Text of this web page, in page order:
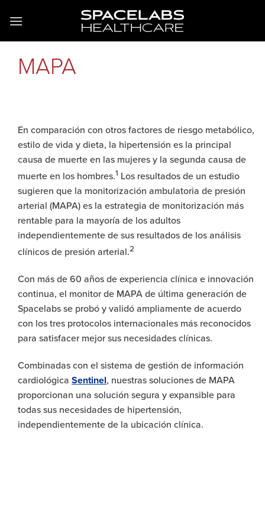
MAPA
En comparación con otros factores de riesgo metabólico,
estilo de vida y dieta, la hipertensión es la principal
causa de muerte en las mujeres y la segunda causa de
muerte en los hombres.1 Los resultados de un estudio
sugieren que la monitorización ambulatoria de presión
arterial (MAPA) es la estrategia de monitorización más
rentable para la mayoría de los adultos
independientemente de sus resultados de los análisis
clínicos de presión arterial.2
Con más de 60 años de experiencia clínica e innovación
continua, el monitor de MAPA de última generación de
Spacelabs se probó y validó ampliamente de acuerdo
con los tres protocolos internacionales más reconocidos
para satisfacer mejor sus necesidades clínicas.
Combinadas con el sistema de gestión de información
cardiológica Sentinel, nuestras soluciones de MAPA
proporcionan una solución segura y expansible para
todas sus necesidades de hipertensión,
independientemente de la ubicación clínica.